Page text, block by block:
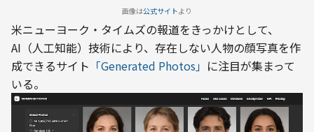
画像は公式サイトより
米ニューヨーク・タイムズの報道をきっかけとして、
AI（人工知能）技術により、存在しない人物の顔写真を作
成できるサイト 「Generated Photos」 に注目が集まって
いる。